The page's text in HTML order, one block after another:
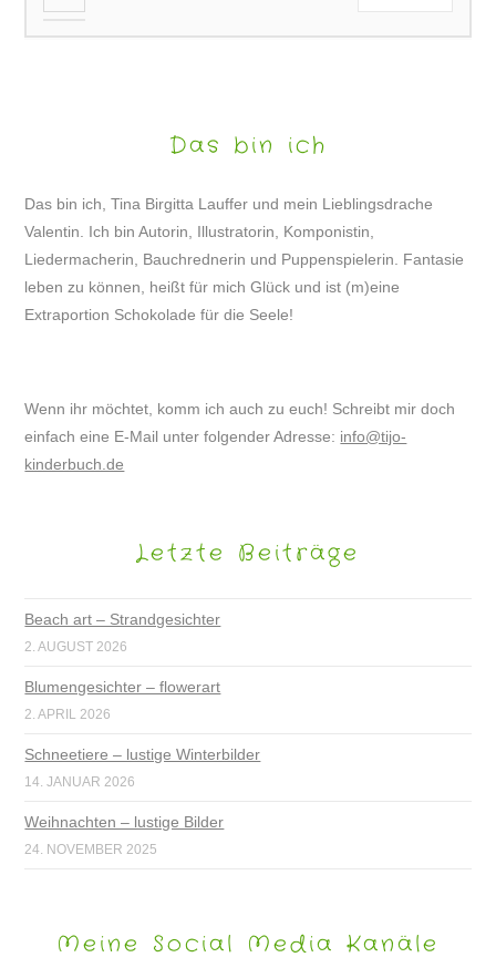
Das bin ich
Das bin ich, Tina Birgitta Lauffer und mein Lieblingsdrache
Valentin. Ich bin Autorin, Illustratorin, Komponistin,
Liedermacherin, Bauchrednerin und Puppenspielerin. Fantasie
leben zu können, heißt für mich Glück und ist (m)eine
Extraportion Schokolade für die Seele!
Wenn ihr möchtet, komm ich auch zu euch! Schreibt mir doch
einfach eine E-Mail unter folgender Adresse: info@tijo-
kinderbuch.de
Letzte Beiträge
Beach art – Strandgesichter
2. AUGUST 2026
Blumengesichter – flowerart
2. APRIL 2026
Schneetiere – lustige Winterbilder
14. JANUAR 2026
Weihnachten – lustige Bilder
24. NOVEMBER 2025
Meine Social Media Kanäle